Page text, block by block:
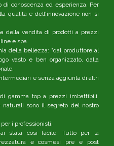
conoscenza ed esperienza. Per
qualità e dell'innovazione non si
della vendita di prodotti a prezzi
e spa.
della bellezza: "dal produttore al
vasto e ben organizzato, dalla
e senza aggiunta di altri
gamma top a prezzi imbattibili,
sono il segreto del nostro
i professionisti.
stata così facile! Tutto per la
e cosmesi pre e post